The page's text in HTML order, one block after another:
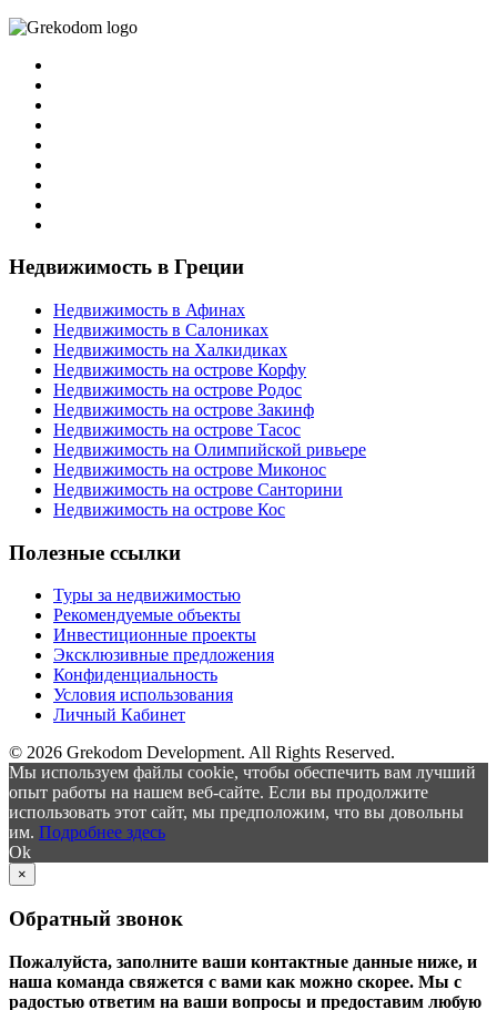
Недвижимость в Греции
Недвижимость в Афинах
Недвижимость в Салониках
Недвижимость на Халкидиках
Недвижимость на острове Корфу
Недвижимость на острове Родос
Недвижимость на острове Закинф
Недвижимость на острове Тасос
Недвижимость на Олимпийской ривьере
Недвижимость на острове Миконос
Недвижимость на острове Санторини
Недвижимость на острове Кос
Полезные ссылки
Туры за недвижимостью
Рекомендуемые объекты
Инвестиционные проекты
Эксклюзивные предложения
Конфиденциальность
Условия использования
Личный Кабинет
© 2026 Grekodom Development. All Rights Reserved.
Мы используем файлы cookie, чтобы обеспечить вам лучший
опыт работы на нашем веб-сайте. Если вы продолжите
использовать этот сайт, мы предположим, что вы довольны
им. Подробнее здесь
Ok
×
Обратный звонок
Пожалуйста, заполните ваши контактные данные ниже, и
наша команда свяжется с вами как можно скорее. Мы с
радостью ответим на ваши вопросы и предоставим любую